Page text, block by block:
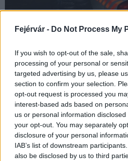
Fejérvár - Do Not Process My
If you wish to opt-out of the sale,
processing of your personal or
targeted advertising by us, please
section to confirm your selection.
opt-out request is processed you
interest-based ads based on
us or personal information
your opt-out. You may separately
disclosure of your personal
IAB’s list of downstream
also be disclosed by us to third
A Fejér megyei rendőrök két orosz és
gyanúsítanak embercsempészéssel.
1